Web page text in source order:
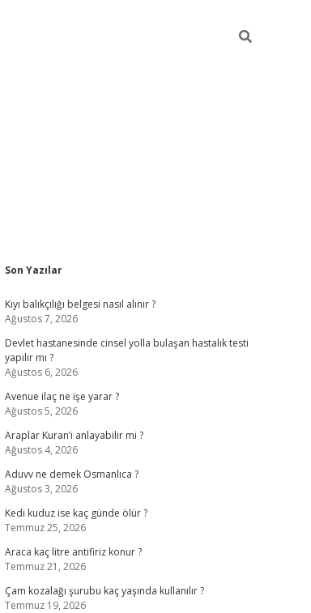
Sidebar
Son Yazılar
Kıyı balıkçılığı belgesi nasıl alınır ?
Ağustos 7, 2026
Devlet hastanesinde cinsel yolla bulaşan hastalık testi
yapılır mı ?
Ağustos 6, 2026
Avenue ilaç ne işe yarar ?
Ağustos 5, 2026
Araplar Kuran’ı anlayabilir mi ?
Ağustos 4, 2026
Aduvv ne demek Osmanlıca ?
Ağustos 3, 2026
Kedi kuduz ise kaç günde ölür ?
Temmuz 25, 2026
Araca kaç litre antifiriz konur ?
Temmuz 21, 2026
Çam kozalağı şurubu kaç yaşında kullanılır ?
Temmuz 19, 2026